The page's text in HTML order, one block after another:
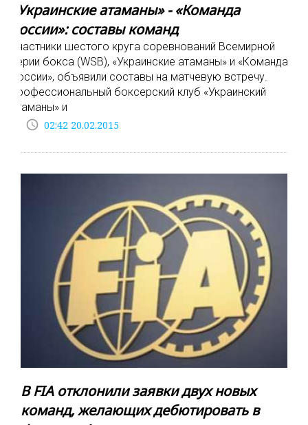
«Украинские атаманы» - «Команда
России»: составы команд
Участники шестого круга соревнований Всемирной
серии бокса (WSB), «Украинские атаманы» и «Команда
России», объявили составы на матчевую встречу.
Профессиональный боксерский клуб «Украинский
атаманы» и
access_time 02:42 20.02.2015
В FIA отклонили заявки двух новых
команд, желающих дебютировать в